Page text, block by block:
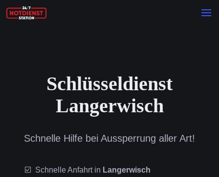
Schlüsseldienst
Langerwisch
Schnelle Hilfe bei Aussperrung aller Art!
Schnelle Anfahrt in Langerwisch